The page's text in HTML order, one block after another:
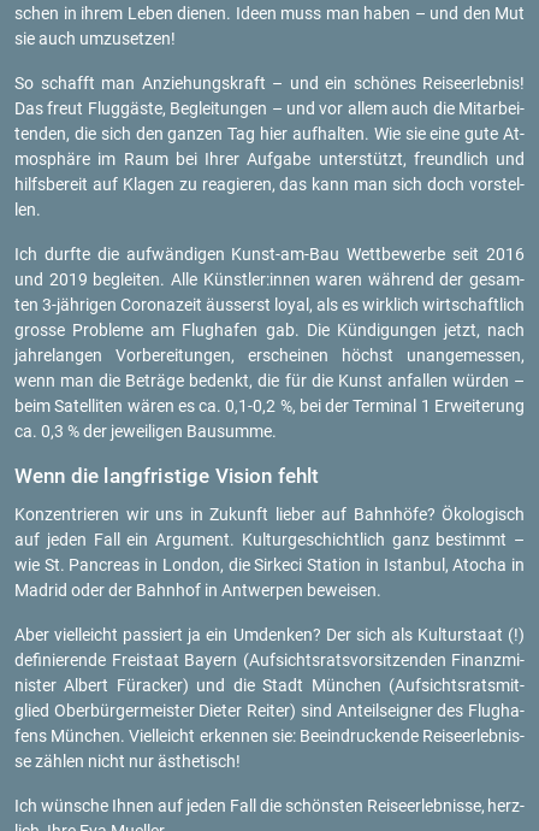
schen in ihrem Leben die­nen. Ideen muss man haben – und den Mut
sie auch um­zu­set­zen!
So schafft man An­zie­hungs­kraft – und ein schö­nes Rei­se­er­leb­nis!
Das freut Flug­gäs­te, Be­glei­tun­gen – und vor allem auch die Mit­ar­bei­
ten­den, die sich den gan­zen Tag hier auf­hal­ten. Wie sie eine gute At­
mo­sphä­re im Raum bei Ihrer Auf­ga­be un­ter­stützt, freund­lich und
hilfs­be­reit auf Kla­gen zu re­agie­ren, das kann man sich doch vor­stel­
len.
Ich durf­te die auf­wän­di­gen Kunst-am-Bau Wett­be­wer­be seit 2016
und 2019 be­glei­ten. Alle Künst­ler:innen waren wäh­rend der ge­sam­
ten 3-jäh­ri­gen Co­ro­na­zeit äus­serst loyal, als es wirk­lich wirt­schaft­lich
gros­se Pro­ble­me am Flug­ha­fen gab. Die Kün­di­gun­gen jetzt, nach
jah­re­lan­gen Vor­be­rei­tun­gen, er­schei­nen höchst un­an­ge­mes­sen,
wenn man die Be­trä­ge be­denkt, die für die Kunst an­fal­len wür­den –
beim Sa­tel­li­ten wären es ca. 0,1-0,2 %, bei der Ter­mi­nal 1 Er­wei­te­rung
ca. 0,3 % der je­wei­li­gen Bau­sum­me.
Wenn die lang­fris­ti­ge Vi­si­on fehlt
Kon­zen­trie­ren wir uns in Zu­kunft lie­ber auf Bahn­hö­fe? Öko­lo­gisch
auf jeden Fall ein Ar­gu­ment. Kul­tur­ge­schicht­lich ganz be­stimmt –
wie St. Pan­cre­as in Lon­don, die Sirk­e­ci Sta­ti­on in Is­tan­bul, Ato­cha in
Ma­drid oder der Bahn­hof in Ant­wer­pen be­wei­sen.
Aber viel­leicht pas­siert ja ein Um­den­ken? Der sich als Kul­tur­staat (!)
de­fi­nie­ren­de Frei­staat Bay­ern (Auf­sichts­rats­vor­sit­zen­den Fi­nanz­mi­
nis­ter Al­bert Füra­cker) und die Stadt Mün­chen (Auf­sichts­rats­mit­
glied Ober­bür­ger­meis­ter Die­ter Rei­ter) sind An­teils­eig­ner des Flug­ha­
fens Mün­chen. Viel­leicht er­ken­nen sie: Be­ein­dru­cken­de Rei­se­er­leb­nis­
se zäh­len nicht nur äs­the­tisch!
Ich wün­sche Ihnen auf jeden Fall die schöns­ten Rei­se­er­leb­nis­se, herz­